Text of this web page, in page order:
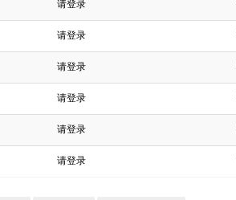
请登录
请登录
请登录
请登录
请登录
请登录